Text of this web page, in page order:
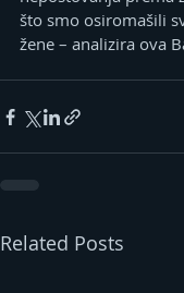
što smo osiromašili
žene – analizira ova
Related Posts